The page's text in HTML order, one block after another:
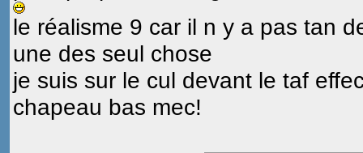
le réalisme 9 car il n y a pas tan
une des seul chose
je suis sur le cul devant le taf
chapeau bas mec!